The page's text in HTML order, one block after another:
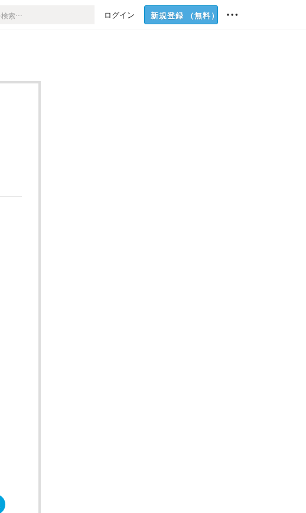
ログイン 新規登録 （無料）